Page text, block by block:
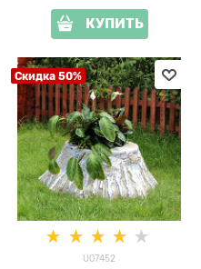
КУПИТЬ
Скидка 50%
U07452